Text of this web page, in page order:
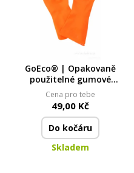
GoEco® | Opakovaně
použitelné gumové
rukavice na úklid &
práci s čisticími
prostředky
Cena pro tebe
49,00 Kč
Do kočáru
Skladem